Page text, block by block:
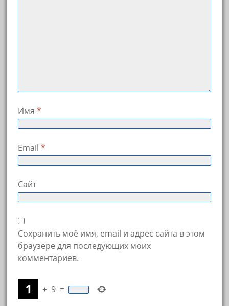
Имя *
Email *
Сайт
Сохранить моё имя, email и адрес сайта в этом
браузере для последующих моих
комментариев.
+ 9 =